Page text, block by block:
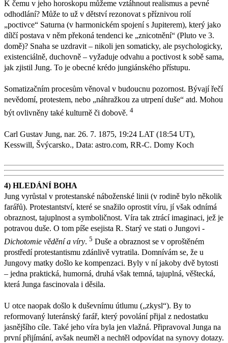
K čemu v jeho horoskopu můžeme vztáhnout realismus a pevné
odhodlání? Může to už v dětství rezonovat s příznivou rolí
„poctivce“ Saturna (v harmonickém spojení s Jupiterem), který jako
dílčí postava v něm překoná tendenci ke „znicotnění“ (Pluto ve 3.
domě)? Snaha se uzdravit – nikoli jen somaticky, ale psychologicky,
existenciálně, duchovně – vyžaduje odvahu a poctivost k sobě sama,
jak zjistil Jung. To je obecné krédo jungiánského přístupu.
Somatizačním procesům věnoval v budoucnu pozornost. Bývají řečí
nevědomí, protestem, nebo „náhražkou za utrpení duše“ atd. Mohou
být ovlivněny také kulturně či dobově. 4
Carl Gustav Jung, nar. 26. 7. 1875, 19:24 LAT (18:54 UT),
Kesswill, Švýcarsko., Data: astro.com, RR-C. Domy Koch
4) HLEDÁNÍ BOHA
Jung vyrůstal v protestanské náboženské linii (v rodině bylo několik
farářů). Protestantství, které se snažilo oprostit víru, jí však odnímá
obraznost, tajuplnost a symboličnost. Víra tak ztrácí imaginaci, jež je
potravou duše. O tom píše esejista R. Starý ve stati o Jungovi -
Dichotomie vědění a víry. 5 Duše a obraznost se v oproštěném
prostředí protestantismu zdánlivě vytratila. Domnívám se, že u
Jungovy matky došlo ke kompenzaci. Byly v ní jakoby dvě bytosti
– jedna praktická, humorná, druhá však temná, tajuplná, věštecká,
která Junga fascinovala i děsila.
U otce naopak došlo k duševnímu útlumu („zkysl“). By to
reformovaný luteránský farář, který povolání přijal z nedostatku
jasnějšího cíle. Také jeho víra byla jen vlažná. Připravoval Junga na
první přijímání, avšak neuměl a nechtěl odpovídat na synovy dotazy.